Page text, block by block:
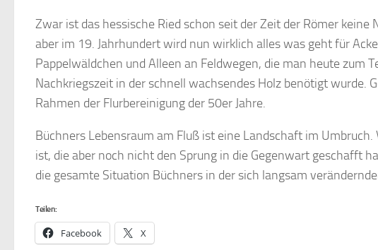
Zwar ist das hessische Ried schon seit der Zeit der Römer
aber im 19. Jahrhundert wird nun wirklich alles was geht für
Pappelwäldchen und Alleen an Feldwegen, die man heute zum
Nachkriegszeit in der schnell wachsendes Holz benötigt wurde.
Rahmen der Flurbereinigung der 50er Jahre.
Büchners Lebensraum am Fluß ist eine Landschaft im
ist, die aber noch nicht den Sprung in die Gegenwart geschafft
die gesamte Situation Büchners in der sich langsam
Teilen:
Facebook X